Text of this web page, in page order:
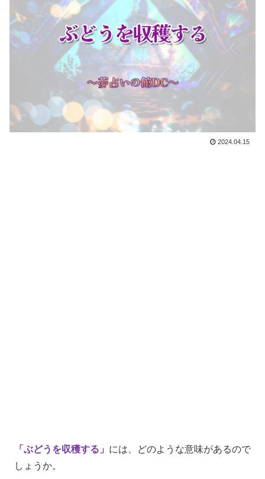
2024.04.15
「ぶどうを収穫する」 には、どのような意味があるので
しょうか。